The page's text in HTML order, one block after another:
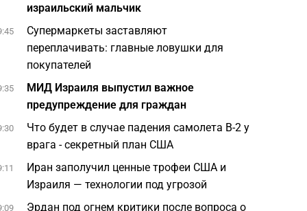
израильский мальчик
Супермаркеты заставляют
переплачивать: главные ловушки для
покупателей
МИД Израиля выпустил важное
предупреждение для граждан
Что будет в случае падения самолета B-2 у
врага - секретный план США
Иран заполучил ценные трофеи США и
Израиля — технологии под угрозой
Эрдан под огнем критики после вопроса о